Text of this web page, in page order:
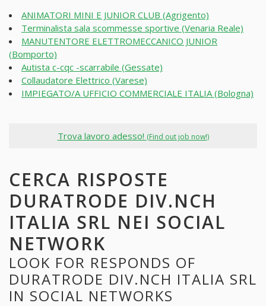
ANIMATORI MINI E JUNIOR CLUB (Agrigento)
Terminalista sala scommesse sportive (Venaria Reale)
MANUTENTORE ELETTROMECCANICO JUNIOR
(Bomporto)
Autista c-cqc -scarrabile (Gessate)
Collaudatore Elettrico (Varese)
IMPIEGATO/A UFFICIO COMMERCIALE ITALIA (Bologna)
Trova lavoro adesso! (Find out job now!)
CERCA RISPOSTE
DURATRODE DIV.NCH
ITALIA SRL NEI SOCIAL
NETWORK
LOOK FOR RESPONDS OF
DURATRODE DIV.NCH ITALIA SRL
IN SOCIAL NETWORKS